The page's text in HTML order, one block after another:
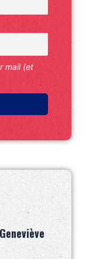
mail (et